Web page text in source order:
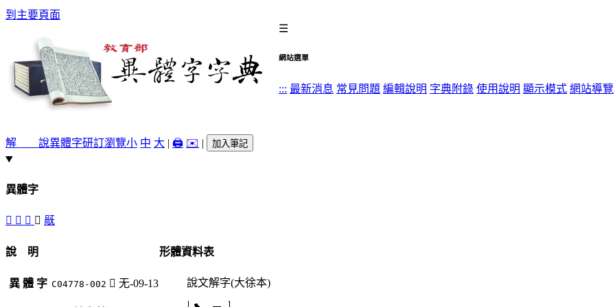
到主要頁面
☰
網站選單
::: 最新消息 常見問題 編輯說明 字典附錄 使用說明 顯示模式 網站導覽
解 說異體字研訂瀏覽小 中 大 | 🖨️ ✉️ | 加入筆記
異體字
󹿬 󹿪 󹿫 󴅪 旤
說 明
異 體 字 C04778-002 󴅪 无-09-13
形體資料表
說文解字(大徐本)